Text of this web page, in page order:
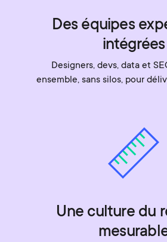
Des équipes
intégrées
Designers, devs, data et
ensemble, sans silos, pour
Une culture du